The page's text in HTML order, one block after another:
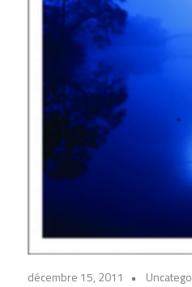
décembre 15, 2011